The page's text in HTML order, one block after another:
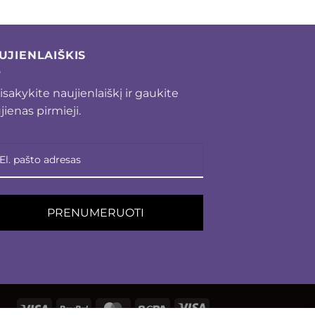
naujienlaiškį ir gaukite
pirmieji.
PRENUMERUOTI
Visa PayPal MasterCard
Sepa Visa